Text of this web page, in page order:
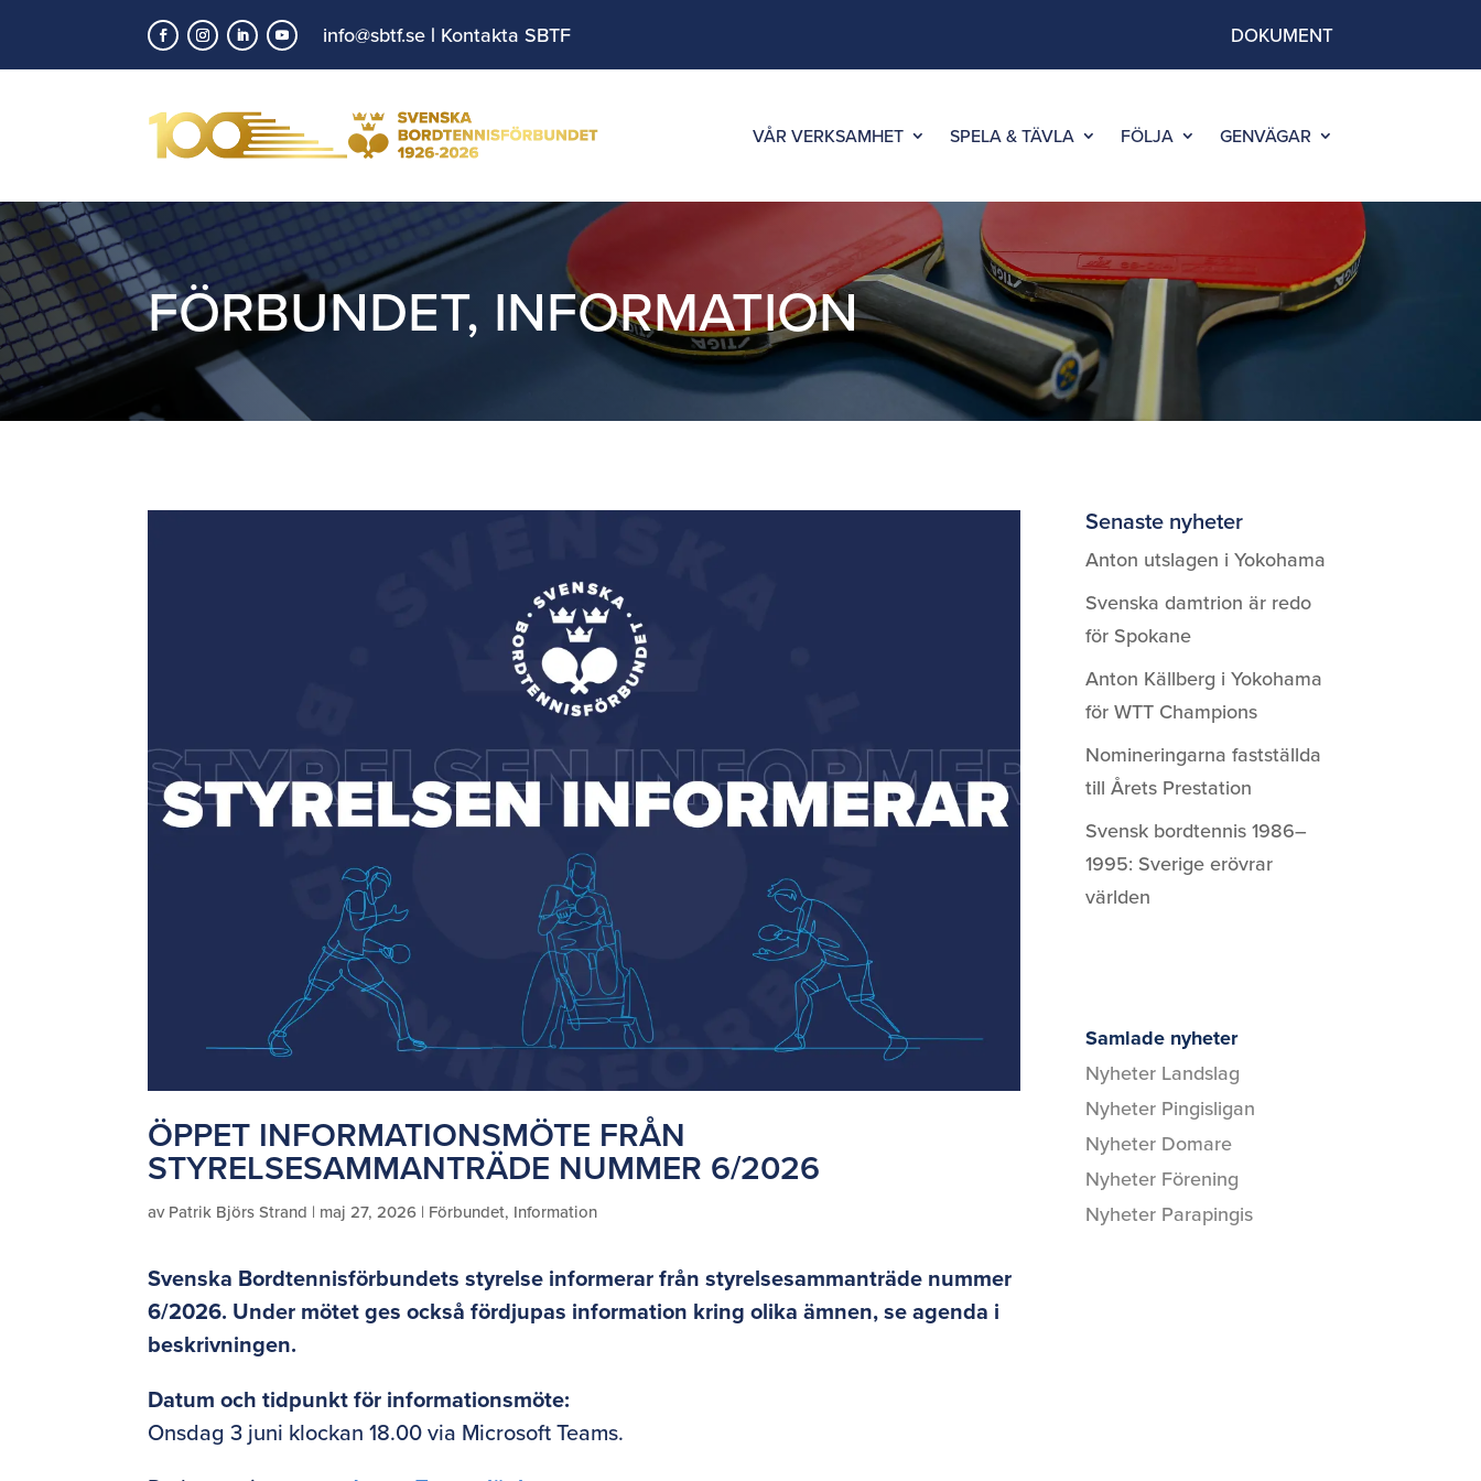
info@sbtf.se | Kontakta SBTF DOKUMENT
VÅR VERKSAMHET SPELA & TÄVLA FÖLJA GENVÄGAR
FÖRBUNDET, INFORMATION
ÖPPET INFORMATIONSMÖTE FRÅN
STYRELSESAMMANTRÄDE NUMMER 6/2026
avPatrik Björs Strand | maj 27, 2026 | Förbundet, Information
Svenska Bordtennisförbundets styrelse informerar från styrelsesammanträde nummer
6/2026. Under mötet ges också fördjupas information kring olika ämnen, se agenda i
beskrivningen.
Datum och tidpunkt för informationsmöte:
Onsdag 3 juni klockan 18.00 via Microsoft Teams.
Senaste nyheter
Anton utslagen i Yokohama
Svenska damtrion är redo
för Spokane
Anton Källberg i Yokohama
för WTT Champions
Nomineringarna fastställda
till Årets Prestation
Svensk bordtennis 1986–
1995: Sverige erövrar
världen
Samlade nyheter
Nyheter Landslag
Nyheter Pingisligan
Nyheter Domare
Nyheter Förening
Nyheter Parapingis